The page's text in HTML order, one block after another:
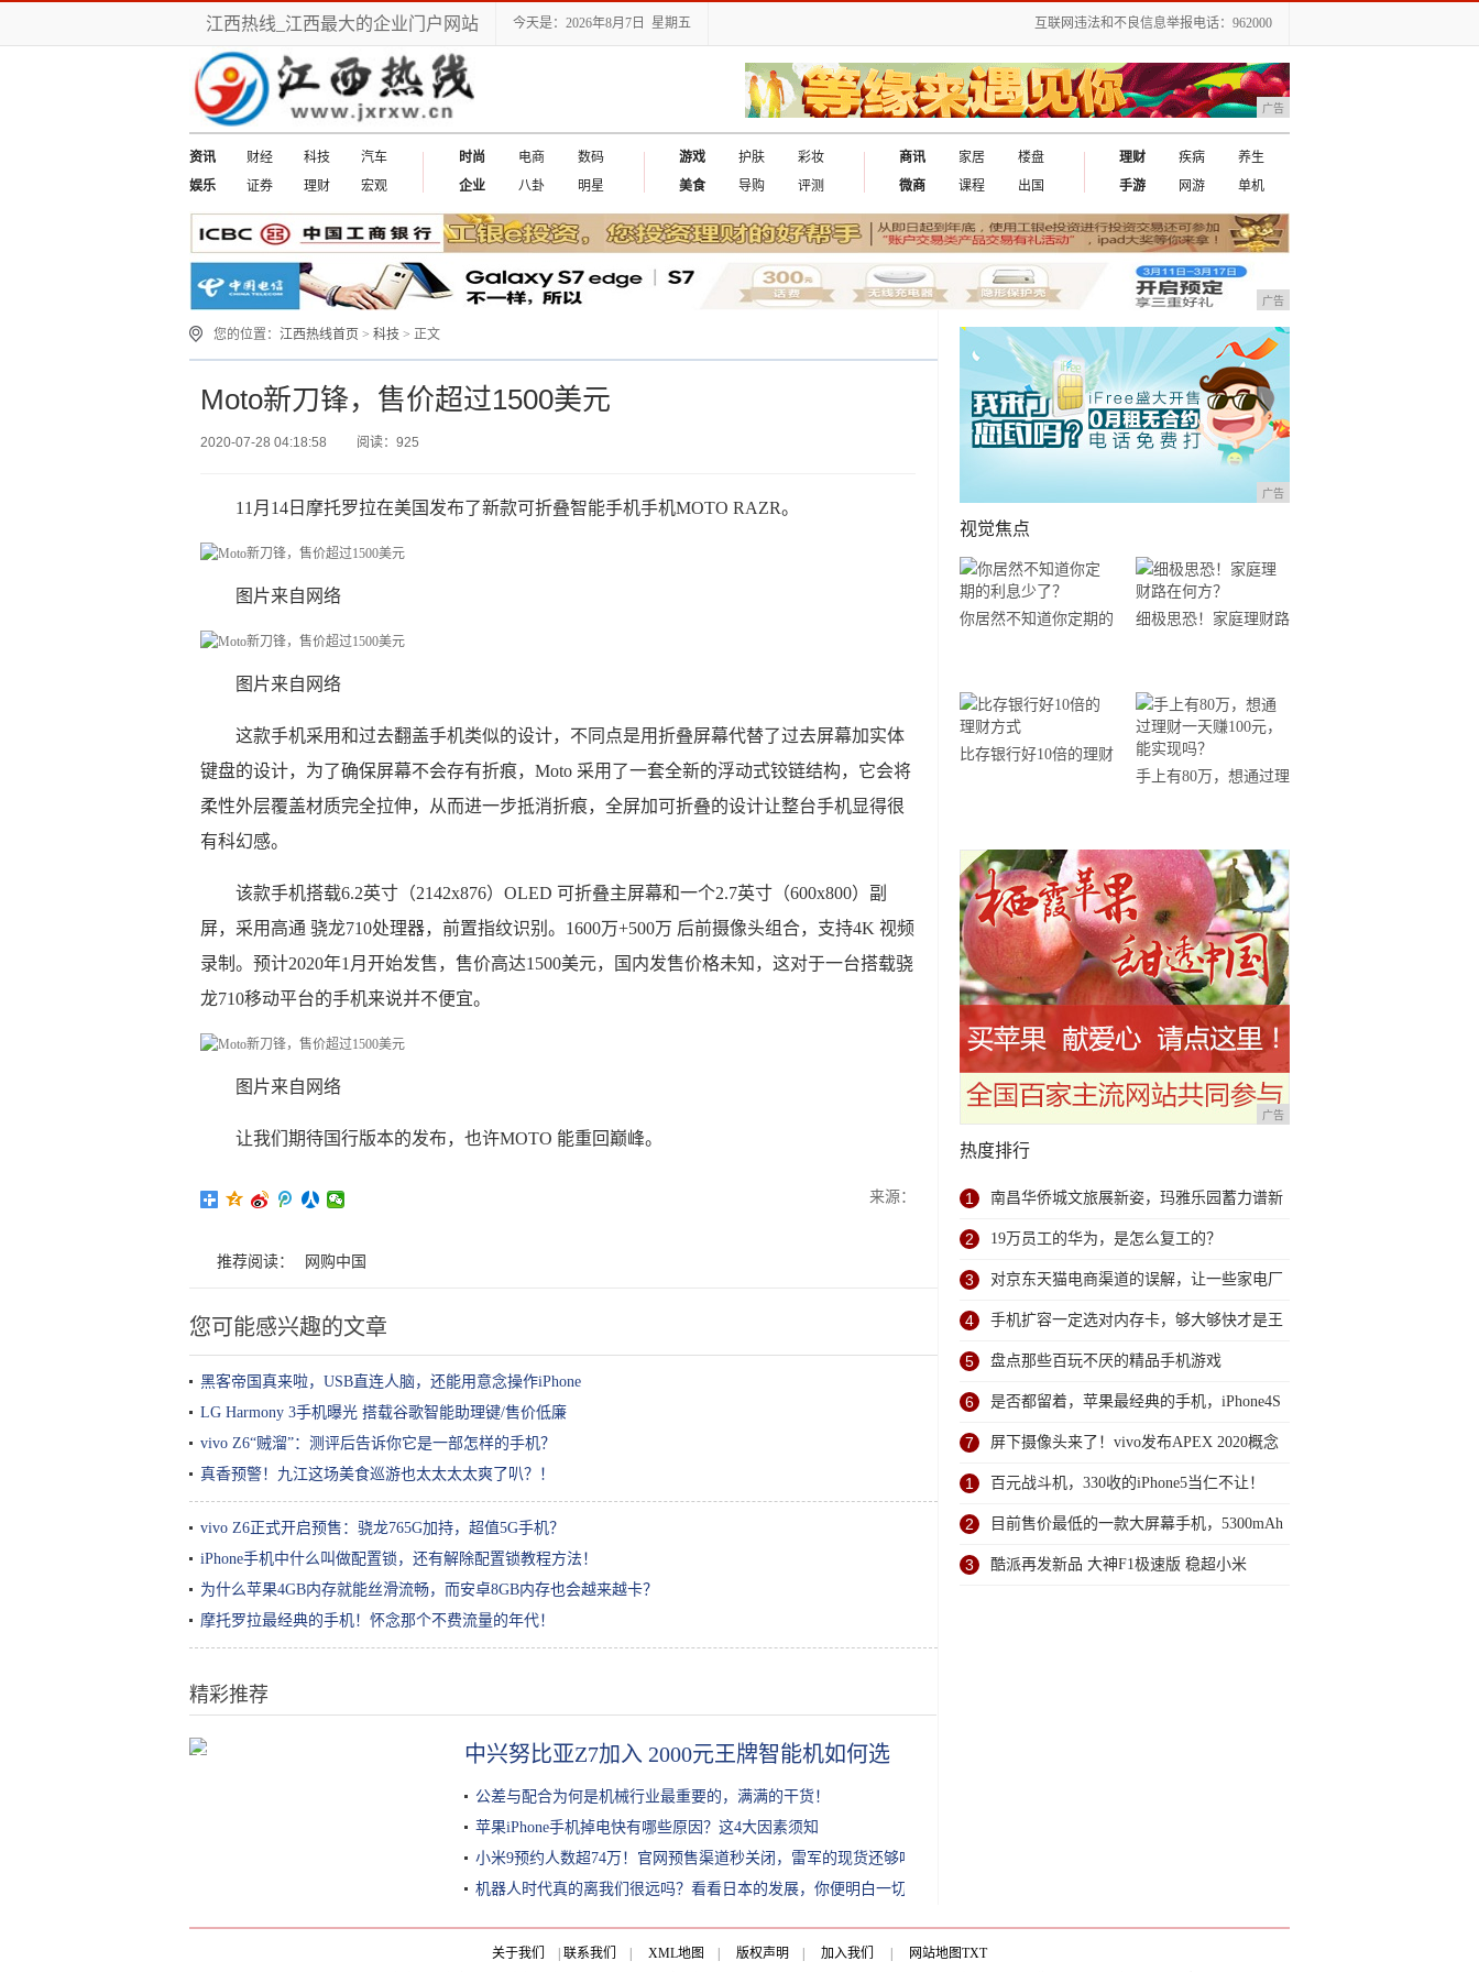
江西热线_江西最大的企业门户网站 今天是：2026年8月7日 星期五 互联网违法和不良信息举报电话：962000
广告
资讯 财经 科技
汽车
娱乐
证券 理财 宏观
时尚 电商
数码
企业
八卦 明星
游戏 护肤
彩妆
美食
导购 评测
商讯 家居
楼盘
微商
课程 出国
理财 疾病
养生
手游
网游 单机
广告
您的位置： 江西热线首页 > 科技 > 正文
Moto新刀锋，售价超过1500美元
2020-07-28 04:18:58 阅读：925
11月14日摩托罗拉在美国发布了新款可折叠智能手机手机MOTO RAZR。
图片来自网络
图片来自网络
这款手机采用和过去翻盖手机类似的设计，不同点是用折叠屏幕代替了过去屏幕加实体
键盘的设计，为了确保屏幕不会存有折痕，Moto 采用了一套全新的浮动式铰链结构，它会将
柔性外层覆盖材质完全拉伸，从而进一步抵消折痕，全屏加可折叠的设计让整台手机显得很
有科幻感。
该款手机搭载6.2英寸（2142x876）OLED 可折叠主屏幕和一个2.7英寸（600x800）副
屏，采用高通 骁龙710处理器，前置指纹识别。1600万+500万 后前摄像头组合，支持4K 视频
录制。预计2020年1月开始发售，售价高达1500美元，国内发售价格未知，这对于一台搭载骁
龙710移动平台的手机来说并不便宜。
图片来自网络
让我们期待国行版本的发布，也许MOTO 能重回巅峰。
来源：
推荐阅读： 网购中国
您可能感兴趣的文章
黑客帝国真来啦，USB直连人脑，还能用意念操作iPhone
LG Harmony 3手机曝光 搭载谷歌智能助理键/售价低廉
vivo Z6“贼溜”：测评后告诉你它是一部怎样的手机？
真香预警！九江这场美食巡游也太太太太爽了叭？！
vivo Z6正式开启预售：骁龙765G加持，超值5G手机？
iPhone手机中什么叫做配置锁，还有解除配置锁教程方法！
为什么苹果4GB内存就能丝滑流畅，而安卓8GB内存也会越来越卡？
摩托罗拉最经典的手机！怀念那个不费流量的年代！
精彩推荐
下一款6元皮肤即将揭晓！新觉醒之
中兴努比亚Z7加入 2000元王牌智能机如何选
公差与配合为何是机械行业最重要的，满满的干货！
苹果iPhone手机掉电快有哪些原因？这4大因素须知
小米9预约人数超74万！官网预售渠道秒关闭，雷军的现货还够吗？
机器人时代真的离我们很远吗？看看日本的发展，你便明白一切
广告
视觉焦点
你居然不知道你定期的
细极思恐！家庭理财路
比存银行好10倍的理财
手上有80万，想通过理
广告
热度排行
1 南昌华侨城文旅展新姿，玛雅乐园蓄力谱新
篇
2 19万员工的华为，是怎么复工的？
3 对京东天猫电商渠道的误解，让一些家电厂
商今后2年走向死胡同
4 手机扩容一定选对内存卡，够大够快才是王
道！
5 盘点那些百玩不厌的精品手机游戏
6 是否都留着，苹果最经典的手机，iPhone4S
黑白情侣手机
7 屏下摄像头来了！vivo发布APEX 2020概念
手机
1 百元战斗机，330收的iPhone5当仁不让！
2 目前售价最低的一款大屏幕手机，5300mAh
电池最低价1399
3 酷派再发新品 大神F1极速版 稳超小米
关于我们 联系我们 XML地图 版权声明 加入我们 网站地图TXT